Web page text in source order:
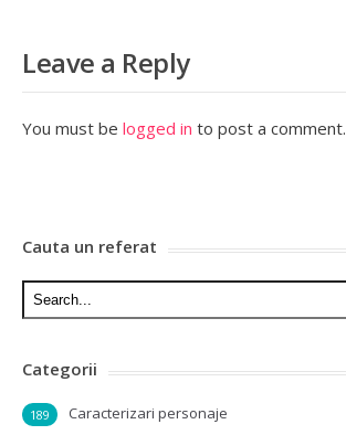
Leave a Reply
You must be logged in to post a comment.
Cauta un referat
Categorii
Caracterizari personaje
189